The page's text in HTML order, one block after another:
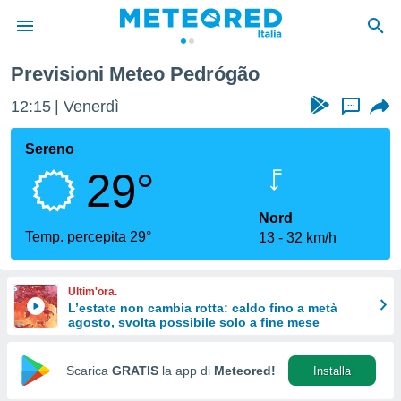
di
per
le
di
Web
Previsioni Meteo Pedrógão
12:15 Venerdì ...
Sereno
29°
Temp. percepita 29°
Nord
13
32 km/h
Ultim'ora.
L’estate non cambia rotta: caldo fino a metà
agosto, svolta possibile solo a fine mese
Scarica GRATIS la app di Meteored! Installa